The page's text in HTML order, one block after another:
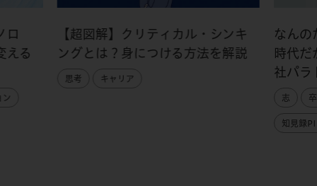
ロ
える
ン
【超図解】クリティカル・シンキ
ングとは？身につける方法を解説
思考 キャリア
なんの
時代だ
社パラ
志
知見録